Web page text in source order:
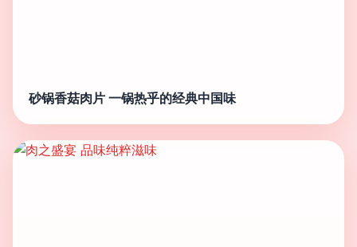
砂锅香菇肉片 一锅热乎的经典中国味